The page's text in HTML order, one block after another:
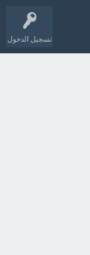
تسجيل الدخول